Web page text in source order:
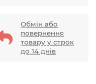
Обмін або
повернення
товару у строк
до 14 днів